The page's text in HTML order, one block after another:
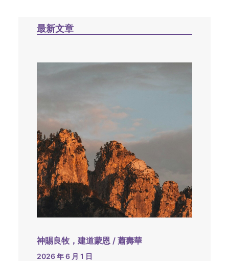
最新文章
神賜良牧，建道蒙恩 / 蕭壽華
2026 年 6 月 1 日